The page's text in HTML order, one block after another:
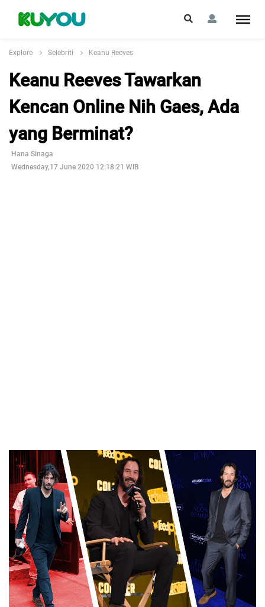
Explore Selebriti Keanu Reeves
Keanu Reeves Tawarkan
Kencan Online Nih Gaes, Ada
yang Berminat?
Hana Sinaga
Wednesday,17 June 2020 12:18:21 WIB